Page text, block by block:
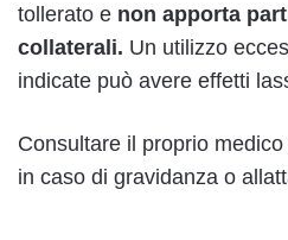
tollerato e non apporta
collaterali. Un utilizzo
indicate può avere effetti
Consultare il proprio
in caso di gravidanza o